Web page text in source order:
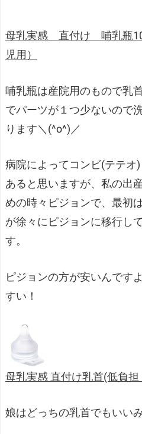
母乳実感 直付け 哺乳瓶
児用）
哺乳瓶は産院用のもので乳
でパーツが１つ少ないので
ります＼(^o^)／
病院によってコンビ(テテオ
あると思いますが、私の出
めの時々ピジョンで、最初
が徐々にピジョンに移行し
す。
ピジョンの方が安いんです
すい！
母乳実感 直付け乳首(低負
娘はどっちの乳首でもいい